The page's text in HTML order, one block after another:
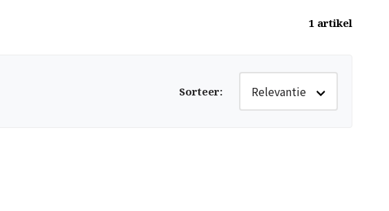
1 artikel
Sorteer: Relevantie